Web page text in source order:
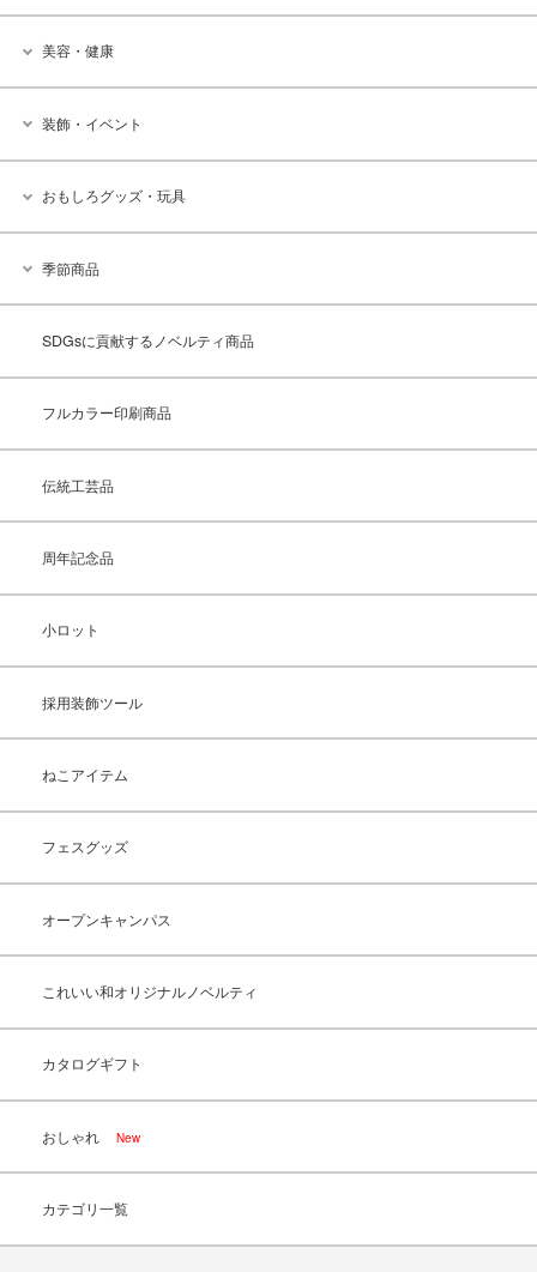
美容・健康
装飾・イベント
おもしろグッズ・玩具
季節商品
SDGsに貢献するノベルティ商品
フルカラー印刷商品
伝統工芸品
周年記念品
小ロット
採用装飾ツール
ねこアイテム
フェスグッズ
オープンキャンパス
これいい和オリジナルノベルティ
カタログギフト
おしゃれ New
カテゴリ一覧